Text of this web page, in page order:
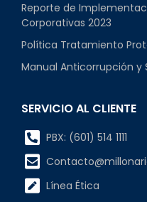
Reporte de
Corporativas 2023
Política Tratamiento
Manual Anticorrupción y
SERVICIO AL CLIENTE
PBX: (601) 514 1111
Línea Ética